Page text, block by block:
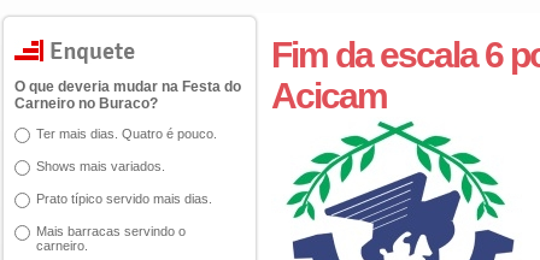
O que deveria mudar na Festa do
Carneiro no Buraco?
Ter mais dias. Quatro é pouco.
Shows mais variados.
Prato típico servido mais dias.
Mais barracas servindo o
carneiro.
Fim da escala 6
Acicam